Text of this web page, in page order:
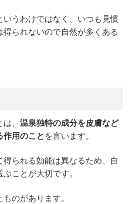
うわけではなく、いつも見慣
られないので自然が多くある
、 温泉独特の成分を皮膚など
作用のことを言います。
られる効能は異なるため、自
ことが大切です。
のがあります。